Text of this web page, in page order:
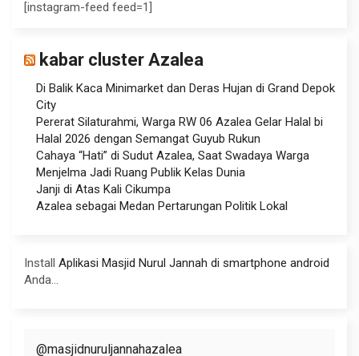
[instagram-feed feed=1]
kabar cluster Azalea
Di Balik Kaca Minimarket dan Deras Hujan di Grand Depok
City
Pererat Silaturahmi, Warga RW 06 Azalea Gelar Halal bi
Halal 2026 dengan Semangat Guyub Rukun
Cahaya “Hati” di Sudut Azalea, Saat Swadaya Warga
Menjelma Jadi Ruang Publik Kelas Dunia
Janji di Atas Kali Cikumpa
Azalea sebagai Medan Pertarungan Politik Lokal
Install Aplikasi Masjid Nurul Jannah di smartphone android
Anda...
@masjidnuruljannahazalea